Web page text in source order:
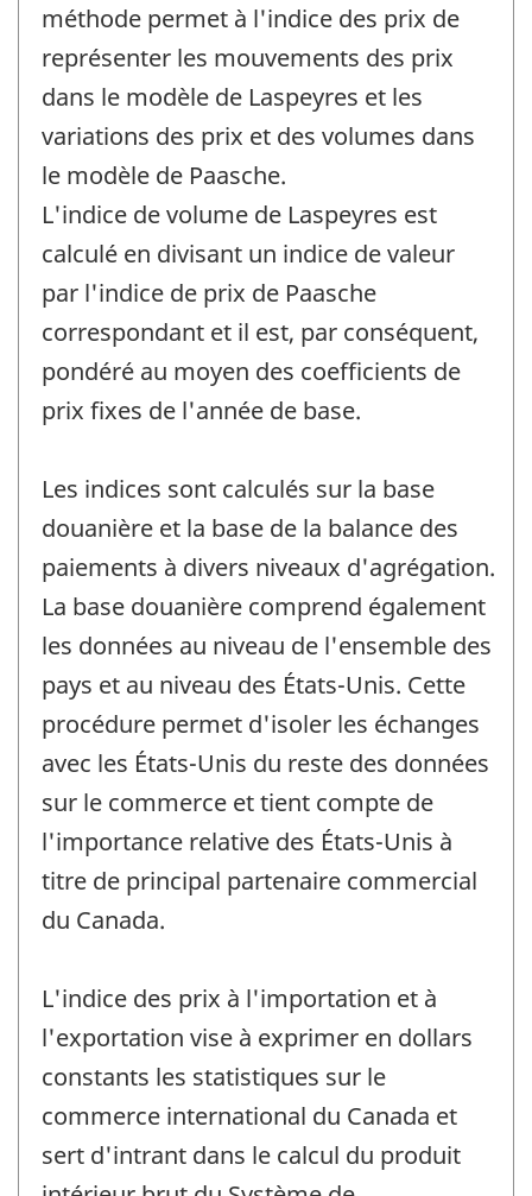
méthode permet à l'indice des prix de
représenter les mouvements des prix
dans le modèle de Laspeyres et les
variations des prix et des volumes dans
le modèle de Paasche.
L'indice de volume de Laspeyres est
calculé en divisant un indice de valeur
par l'indice de prix de Paasche
correspondant et il est, par conséquent,
pondéré au moyen des coefficients de
prix fixes de l'année de base.
Les indices sont calculés sur la base
douanière et la base de la balance des
paiements à divers niveaux d'agrégation.
La base douanière comprend également
les données au niveau de l'ensemble des
pays et au niveau des États-Unis. Cette
procédure permet d'isoler les échanges
avec les États-Unis du reste des données
sur le commerce et tient compte de
l'importance relative des États-Unis à
titre de principal partenaire commercial
du Canada.
L'indice des prix à l'importation et à
l'exportation vise à exprimer en dollars
constants les statistiques sur le
commerce international du Canada et
sert d'intrant dans le calcul du produit